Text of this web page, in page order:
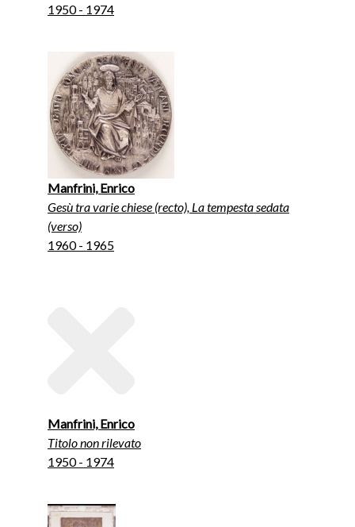
1950 - 1974
Manfrini, Enrico
Gesù tra varie chiese (recto), La tempesta sedata
(verso)
1960 - 1965
Manfrini, Enrico
Titolo non rilevato
1950 - 1974